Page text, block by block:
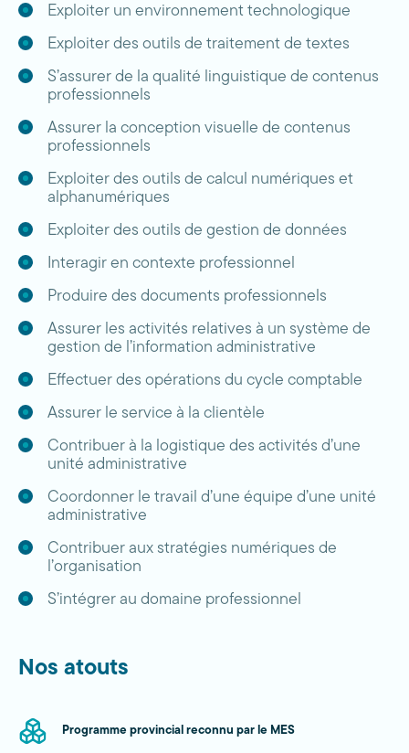
Exploiter un environnement technologique
Exploiter des outils de traitement de textes
S’assurer de la qualité linguistique de contenus
professionnels
Assurer la conception visuelle de contenus
professionnels
Exploiter des outils de calcul numériques et
alphanumériques
Exploiter des outils de gestion de données
Interagir en contexte professionnel
Produire des documents professionnels
Assurer les activités relatives à un système de
gestion de l’information administrative
Effectuer des opérations du cycle comptable
Assurer le service à la clientèle
Contribuer à la logistique des activités d’une
unité administrative
Coordonner le travail d’une équipe d’une unité
administrative
Contribuer aux stratégies numériques de
l’organisation
S’intégrer au domaine professionnel
Nos atouts
Programme provincial reconnu par le MES